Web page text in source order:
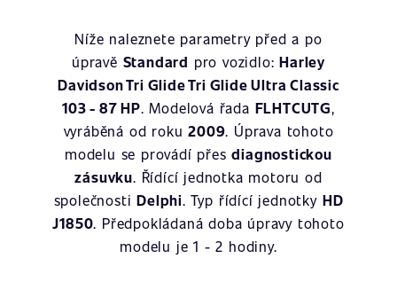
Níže naleznete parametry před a po
úpravě Standard pro vozidlo:Harley
Davidson Tri Glide Tri Glide Ultra Classic
103 - 87 HP. Modelová řada FLHTCUTG,
vyráběná od roku2009. Úprava tohoto
modelu se provádí přesdiagnostickou
zásuvku. Řídící jednotka motoru od
společnostiDelphi. Typ řídící jednotky HD
J1850. Předpokládaná doba úpravy tohoto
modelu je 1 - 2 hodiny.